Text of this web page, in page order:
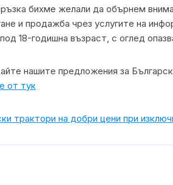
бихме желали да обърнем
и продажба чрез услугите на
18-годишна възраст, с оглед
нашите предложения за
от тук
трактори на добри цени при